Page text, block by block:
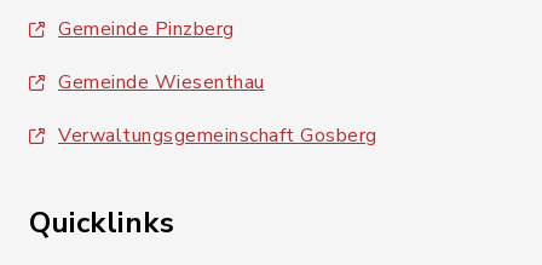
Gemeinde Pinzberg
Gemeinde Wiesenthau
Verwaltungsgemeinschaft Gosberg
Quicklinks